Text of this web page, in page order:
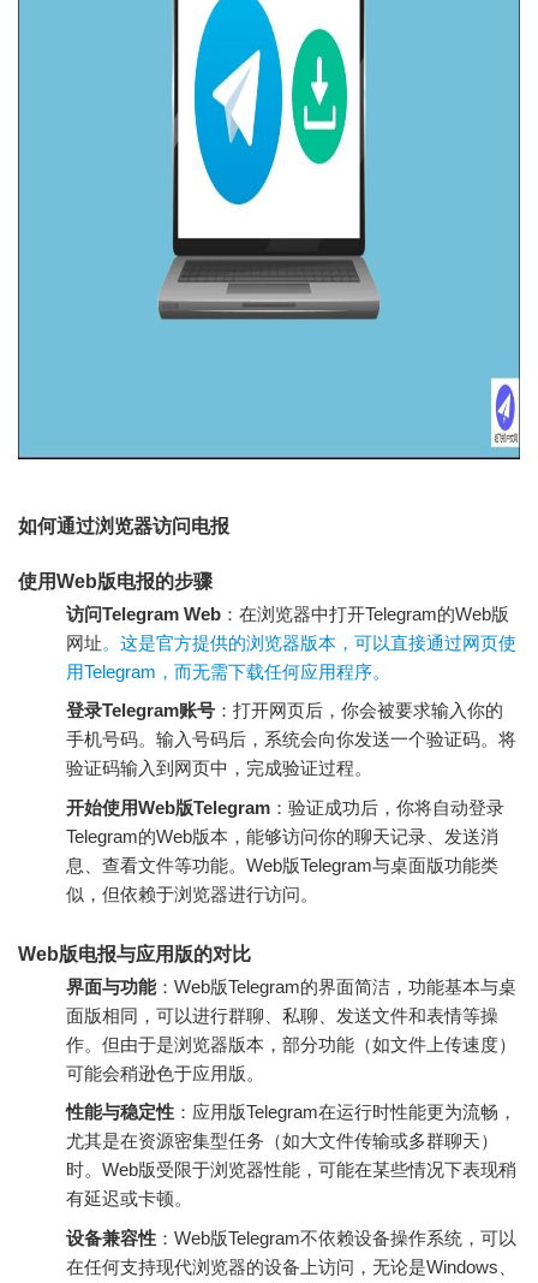
如何通过浏览器访问电报
使用Web版电报的步骤
访问Telegram Web ：在浏览器中打开Telegram的Web版
网址。这是官方提供的浏览器版本，可以直接通过网页使
用Telegram，而无需下载任何应用程序。
登录Telegram账号 ：打开网页后，你会被要求输入你的
手机号码。输入号码后，系统会向你发送一个验证码。将
验证码输入到网页中，完成验证过程。
开始使用Web版Telegram ：验证成功后，你将自动登录
Telegram的Web版本，能够访问你的聊天记录、发送消
息、查看文件等功能。Web版Telegram与桌面版功能类
似，但依赖于浏览器进行访问。
Web版电报与应用版的对比
界面与功能：Web版Telegram的界面简洁，功能基本与桌
面版相同，可以进行群聊、私聊、发送文件和表情等操
作。但由于是浏览器版本，部分功能（如文件上传速度）
可能会稍逊色于应用版。
性能与稳定性 ：应用版Telegram在运行时性能更为流畅，
尤其是在资源密集型任务（如大文件传输或多群聊天）
时。Web版受限于浏览器性能，可能在某些情况下表现稍
有延迟或卡顿。
设备兼容性 ：Web版Telegram不依赖设备操作系统，可以
在任何支持现代浏览器的设备上访问，无论是Windows、